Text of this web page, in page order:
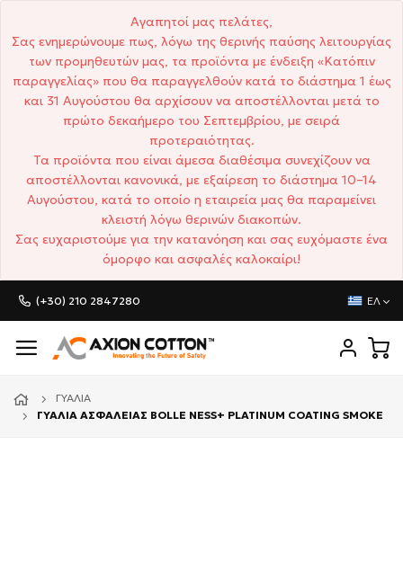
Αγαπητοί μας πελάτες,
Σας ενημερώνουμε πως, λόγω της θερινής παύσης λειτουργίας
των προμηθευτών μας, τα προϊόντα με ένδειξη «Κατόπιν
παραγγελίας» που θα παραγγελθούν κατά το διάστημα 1 έως
και 31 Αυγούστου θα αρχίσουν να αποστέλλονται μετά το
πρώτο δεκαήμερο του Σεπτεμβρίου, με σειρά
προτεραιότητας.
Τα προϊόντα που είναι άμεσα διαθέσιμα συνεχίζουν να
αποστέλλονται κανονικά, με εξαίρεση το διάστημα 10–14
Αυγούστου, κατά το οποίο η εταιρεία μας θα παραμείνει
κλειστή λόγω θερινών διακοπών.
Σας ευχαριστούμε για την κατανόηση και σας ευχόμαστε ένα
όμορφο και ασφαλές καλοκαίρι!
(+30) 210 2847280 ΕΛ
ΓΥΑΛΙΆ
ΓΥΑΛΙΑ ΑΣΦΑΛΕΙΑΣ BOLLE NESS+ PLATINUM COATING SMOKE